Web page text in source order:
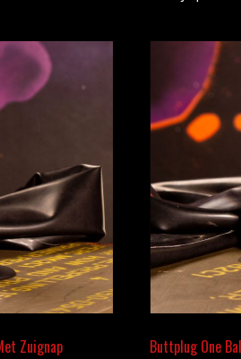
Zuignap
Buttplug One